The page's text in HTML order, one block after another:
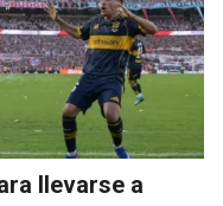
llevarse a